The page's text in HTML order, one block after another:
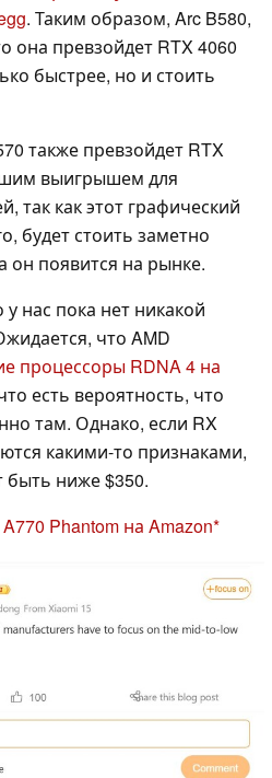
. Таким образом, Arc B580,
она превзойдет RTX 4060
быстрее, но и стоить
также превзойдет RTX
выигрышем для
так как этот графический
будет стоить заметно
он появится на рынке.
у нас пока нет никакой
что AMD
процессоры RDNA 4 на
есть вероятность, что
там. Однако, если RX
какими-то признаками,
быть ниже $350.
Phantom на Amazon